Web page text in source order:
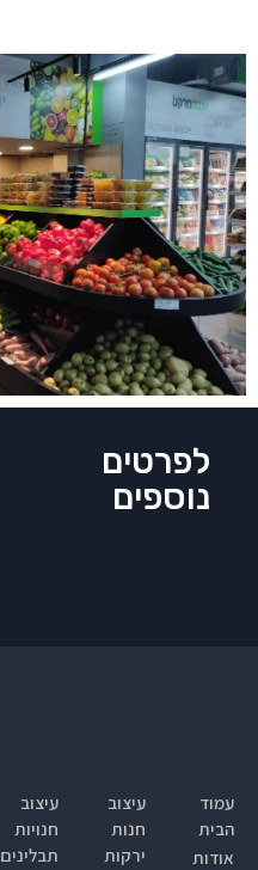
לפרטים
נוספים
עמוד
הבית
אודות
עיצוב
חנות
ירקות
עיצוב
חנויות
תבלינים